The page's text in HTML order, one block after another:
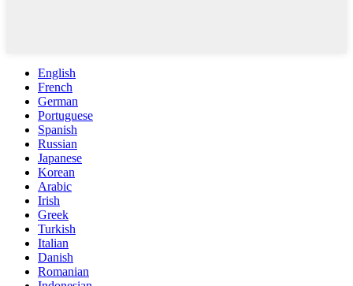
English
French
German
Portuguese
Spanish
Russian
Japanese
Korean
Arabic
Irish
Greek
Turkish
Italian
Danish
Romanian